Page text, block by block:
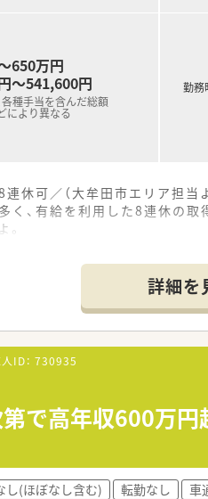
650万円
～541,600円
各種手当を含んだ総額
により異なる
勤務
休可／（大牟田市エリア担当
く、有給を利用した8連休の
線の新栄町駅から徒歩14分の
ックから小児科と皮膚科の処
3名、事務は1名から2名が在
人物像について】
る充実を図るための増員募集
明るく元気に応対ができる方
方でも、基礎から業務を学び
】
20店舗以上の調剤薬局を展開
代の男性薬剤師であり、現場
詳細を
ID： 730935
第で高年収600万
し(ほぼなし含む) 転勤なし 車